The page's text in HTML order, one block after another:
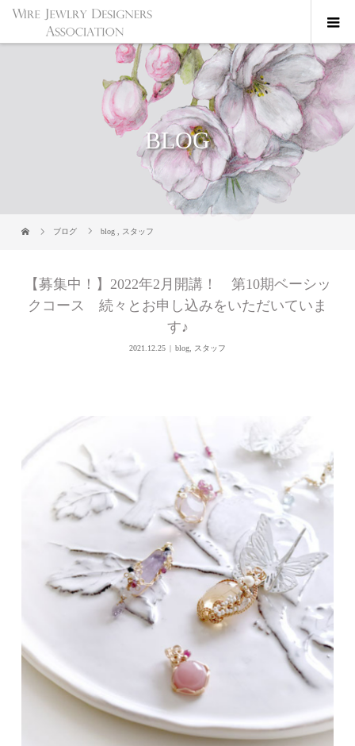
BLOG
ブログ blog スタッフ
【募集中！】2022年2月開講！ 第10期ベーシッ
クコース 続々とお申し込みをいただいていま
す♪
2021.12.25 blog, スタッフ